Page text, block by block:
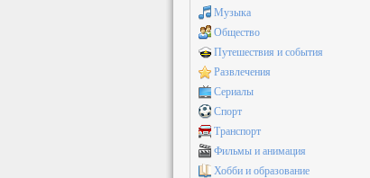
Музыка
Общество
Путешествия и события
Развлечения
Сериалы
Спорт
Транспорт
Фильмы и анимация
Хобби и образование